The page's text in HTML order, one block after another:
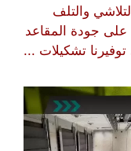
والتلف
جودة المقاعد
توفيرنا تشكيلات ...